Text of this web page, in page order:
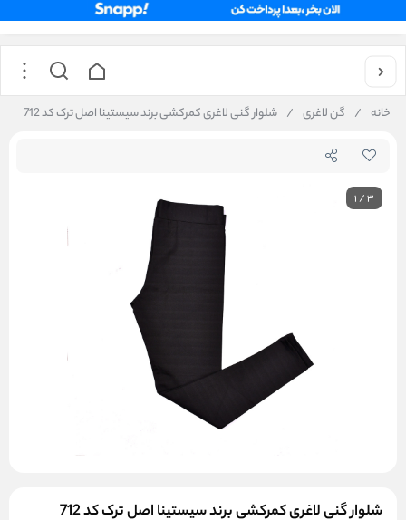
خانه / گن لاغری / شلوار گنی لاغری کمرکشی برند سیستینا اصل ترک کد 712
1/3
شلوار گنی لاغری کمرکشی برند سیستینا اصل ترک کد 712